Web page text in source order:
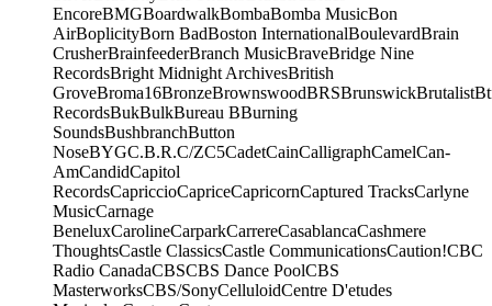
EncoreBMGBoardwalkBombaBomba MusicBon
AirBoplicityBorn BadBoston InternationalBoulevardBrain
CrusherBrainfeederBranch MusicBraveBridge Nine
RecordsBright Midnight ArchivesBritish
GroveBroma16BronzeBrownswoodBRSBrunswickBrutalist
RecordsBukBulkBureau BBurning
SoundsBushbranchButton
NoseBYGC.B.R.C/ZC5CadetCainCalligraphCamelCan-
AmCandidCapitol
RecordsCapriccioCapriceCapricornCaptured TracksCarlyne
MusicCarnage
BeneluxCarolineCarparkCarrereCasablancaCashmere
ThoughtsCastle ClassicsCastle CommunicationsCaution!CBC
Radio CanadaCBSCBS Dance PoolCBS
MasterworksCBS/SonyCelluloidCentre D'etudes